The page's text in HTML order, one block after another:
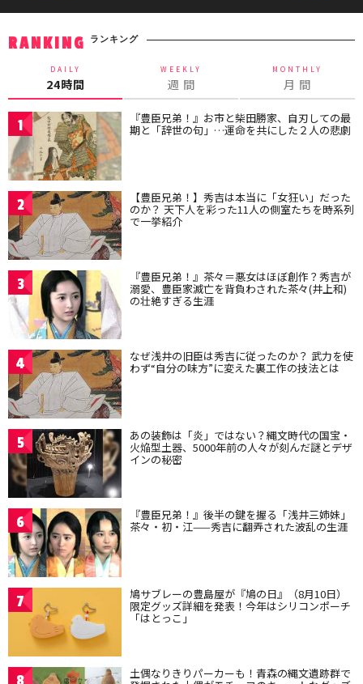
RANKING ランキング
DAILY
24時間
WEEKLY
週 間
MONTHLY
月 間
1 『豊臣兄弟！』お市と柴田勝家、自刃しての最
期と「辞世の句」…運命を共にした２人の悲劇
2 【豊臣兄弟！】秀吉は本当に「女狂い」だった
のか？ 天下人を彩った11人の側室たちを時系列
で一挙紹介
3 『豊臣兄弟！』茶々＝悪女はほぼ創作？秀吉が
溺愛、豊臣家滅亡を背負わされた茶々(井上和)
の壮絶すぎる生涯
4 なぜ浅井の旧臣は秀吉に従ったのか？ 武力を使
わず“自分の味方”に変えた裏工作の技法とは
5 あの装飾は「炎」ではない？縄文時代の国宝・
火焔型土器、5000年前の人々が刻んだ謎とデザ
インの秘密
6 『豊臣兄弟！』後半の鍵を握る「浅井三姉妹」
茶々・初・江——秀吉に翻弄された波乱の生涯
7 鳩サブレーの豊島屋が『鳩の日』（8月10日）
限定グッズ詳細を発表！今年はシリコンポーチ
「はとっこ」
土偶なりきりパーカーも！青森の縄文遺跡群で